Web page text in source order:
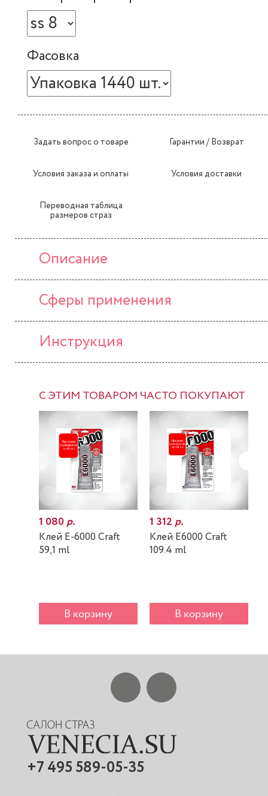
Фасовка
Задать вопрос о товаре Гарантии / Возврат
Условия заказа и оплаты Условия доставки
Переводная таблица
размеров страз
Описание
Сферы применения
Инструкция
С ЭТИМ ТОВАРОМ ЧАСТО ПОКУПАЮТ
1 080р.
Клей E-6000 Craft
59,1 ml
В корзину
1 312р.
Клей E6000 Craft
109.4 ml
В корзину
+7 495 589-05-35